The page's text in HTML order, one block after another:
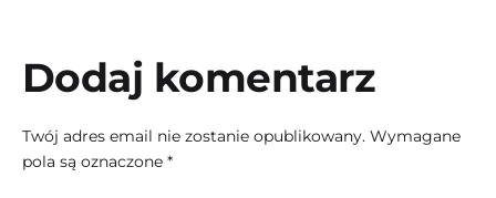
Dodaj komentarz
Twój adres email nie zostanie opublikowany. Wymagane
pola są oznaczone *